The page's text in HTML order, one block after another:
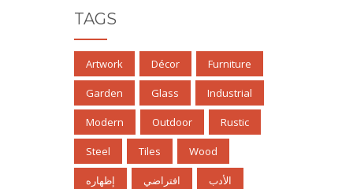
TAGS
Artwork Décor Furniture
Garden Glass Industrial
Modern Outdoor Rustic
Steel Tiles Wood
إظهاره افتراضي الأدب